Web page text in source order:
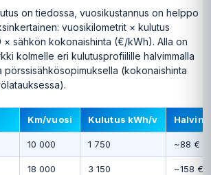
on tiedossa, vuosikustannus on helppo
vuosikilometrit × kulutus
× sähkön kokonaishinta (€/kWh). Alla on
kolmelle eri kulutusprofiilille halvimmalla
pörssisähkösopimuksella (kokonaishinta
Km/vuosi Kulutus kWh/v Halvin
10 000 1 750 ~88 €
18 000 3 150 ~158 €